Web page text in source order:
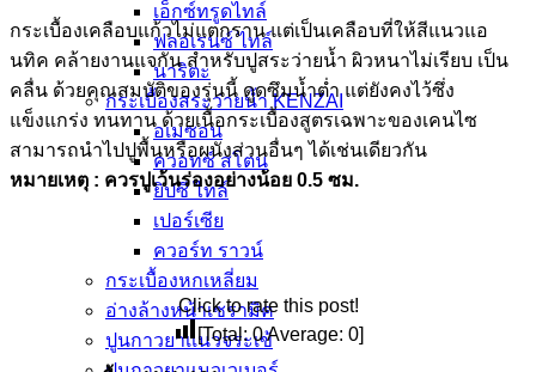
เอ็กซ์ทรูดไทล์
ฟลอเรนซ์ ไทล์
นาริตะ
กระเบื้องสระว่ายน้ำ KENZAI
อเมซอน
ควอทซ์ สโตน
ยิปซี ไทล์
เปอร์เซีย
ควอร์ท ราวน์
กระเบื้องหกเหลี่ยม
อ่างล้างหน้าเซรามิค
ปูนกาวยาเเนวจระเข้
กระเบื้องเคลือบแก้วไม่แตกราน แต่เป็นเคลือบที่ให้สีแนวแอ
นทิค คล้ายงานแจกัน สำหรับปูสระว่ายน้ำ ผิวหนาไม่เรียบ เป็น
คลื่น ด้วยคุณสมบัติของรุ่นนี้ ดูดซึมน้ำต่ำ แต่ยังคงไว้ซึ่ง
แข็งแกร่ง ทนทาน ด้วยเนื้อกระเบื้องสูตรเฉพาะของเคนไซ
สามารถนำไปปูพื้นหรือผนังส่วนอื่นๆ ได้เช่นเดียวกัน
หมายเหตุ : ควรปูเว้นร่องอย่างน้อย 0.5 ซม.
Click to rate this post!
[Total:0Average: 0]